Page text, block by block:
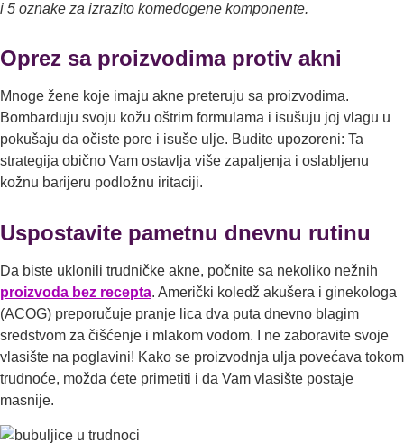
i 5 oznake za izrazito komedogene komponente.
Oprez sa proizvodima protiv akni
Mnoge žene koje imaju akne preteruju sa proizvodima.
Bombarduju svoju kožu oštrim formulama i isušuju joj vlagu u
pokušaju da očiste pore i isuše ulјe. Budite upozoreni: Ta
strategija obično Vam ostavlјa više zapalјenja i oslablјenu
kožnu barijeru podložnu iritaciji.
Uspostavite pametnu dnevnu rutinu
Da biste uklonili trudničke akne, počnite sa nekoliko nežnih
proizvoda bez recepta. Američki koledž akušera i ginekologa
(ACOG) preporučuje pranje lica dva puta dnevno blagim
sredstvom za čišćenje i mlakom vodom. I ne zaboravite svoje
vlasište na poglavini! Kako se proizvodnja ulјa povećava tokom
trudnoće, možda ćete primetiti i da Vam vlasište postaje
masnije.